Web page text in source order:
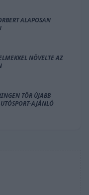
ALAPOSAN
NÖVELTE AZ
TÖR ÚJABB
AJÁNLÓ